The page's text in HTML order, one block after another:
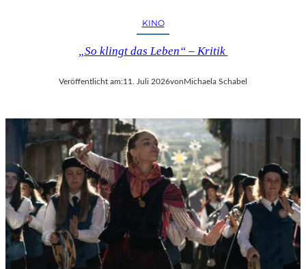
KINO
„So klingt das Leben“ – Kritik
Veröffentlicht am:11. Juli 2026vonMichaela Schabel